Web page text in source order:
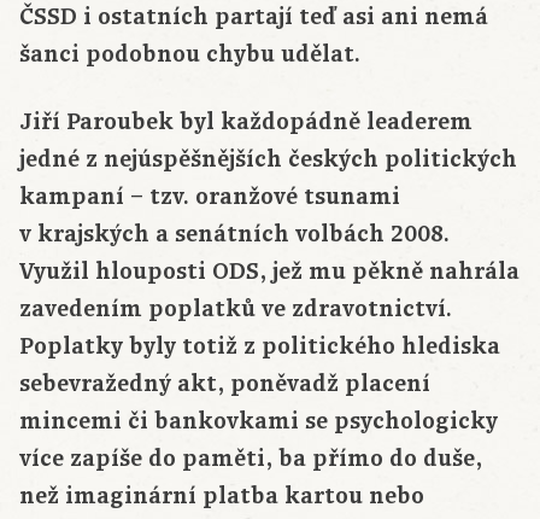
ČSSD i ostatních partají teď asi ani nemá
šanci podobnou chybu udělat.
Jiří Paroubek byl každopádně leaderem
jedné z nejúspěšnějších českých politických
kampaní – tzv. oranžové tsunami
v krajských a senátních volbách 2008.
Využil hlouposti ODS, jež mu pěkně nahrála
zavedením poplatků ve zdravotnictví.
Poplatky byly totiž z politického hlediska
sebevražedný akt, poněvadž placení
mincemi či bankovkami se psychologicky
více zapíše do paměti, ba přímo do duše,
než imaginární platba kartou nebo